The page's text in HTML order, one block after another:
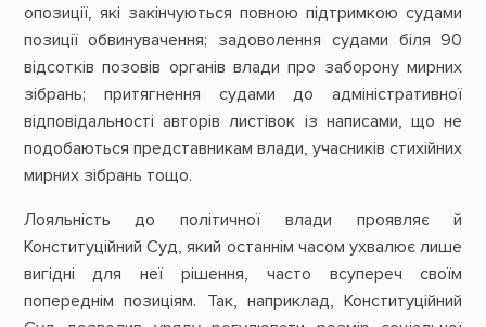
опозиції, які закінчуються повною підтримкою судами
позиції обвинувачення; задоволення судами біля 90
відсотків позовів органів влади про заборону мирних
зібрань; притягнення судами до адміністративної
відповідальності авторів листівок із написами, що не
подобаються представникам влади, учасників стихійних
мирних зібрань тощо.
Лояльність до політичної влади проявляє й
Конституційний Суд, який останнім часом ухвалює лише
вигідні для неї рішення, часто всупереч своїм
попереднім позиціям. Так, наприклад, Конституційний